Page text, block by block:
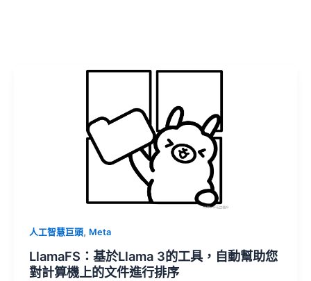
人工智慧巨頭, Meta
LlamaFS：基於Llama 3的工具，自動幫助您
對計算機上的文件進行排序